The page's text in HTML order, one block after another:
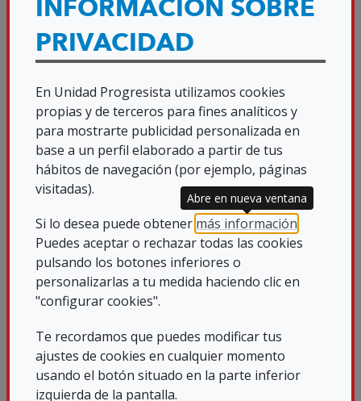
INFORMACIÓN SOBRE
PRIVACIDAD
En Unidad Progresista utilizamos cookies
propias y de terceros para fines analíticos y
para mostrarte publicidad personalizada en
base a un perfil elaborado a partir de tus
hábitos de navegación (por ejemplo, páginas
visitadas).
Si lo desea puede obtener más información
Puedes aceptar o rechazar todas las cookies
pulsando los botones inferiores o
personalizarlas a tu medida haciendo clic en
"configurar cookies".
Te recordamos que puedes modificar tus
ajustes de cookies en cualquier momento
usando el botón situado en la parte inferior
izquierda de la pantalla.
Abre en nueva ventana
16/07/2021
OFICINA DE SEGURIDAD DEL
INTERNAUTA
En la Oficina de Seguridad del Internauta (OSI) de...
Leer más sobre
16/07/2021
Leer más sobre